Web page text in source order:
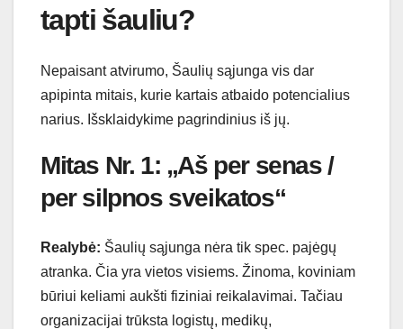
tapti šauliu?
Nepaisant atvirumo, Šaulių sąjunga vis dar
apipinta mitais, kurie kartais atbaido potencialius
narius. Išsklaidykime pagrindinius iš jų.
Mitas Nr. 1: „Aš per senas /
per silpnos sveikatos“
Realybė: Šaulių sąjunga nėra tik spec. pajėgų
atranka. Čia yra vietos visiems. Žinoma, koviniam
būriui keliami aukšti fiziniai reikalavimai. Tačiau
organizacijai trūksta logistų, medikų,